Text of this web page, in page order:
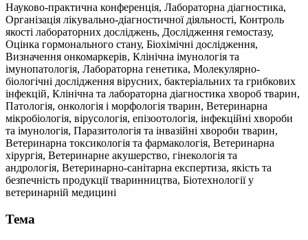
Науково-практична конференція, Лабораторна діагностика,
Організація лікувально-діагностичної діяльності, Контроль
якості лабораторних досліджень, Дослідження гемостазу,
Оцінка гормонального стану, Біохімічні дослідження,
Визначення онкомаркерів, Клінічна імунологія та
імунопатологія, Лабораторна генетика, Молекулярно-
біологічні дослідження вірусних, бактеріальних та грибкових
інфекцій, Клінічна та лабораторна діагностика хвороб тварин,
Патологія, онкологія і морфологія тварин, Ветеринарна
мікробіологія, вірусологія, епізоотологія, інфекційні хвороби
та імунологія, Паразитологія та інвазійні хвороби тварин,
Ветеринарна токсикологія та фармакологія, Ветеринарна
хірургія, Ветеринарне акушерство, гінекологія та
андрологія, Ветеринарно-санітарна експертиза, якість та
безпечність продукції тваринництва, Біотехнології у
ветеринарній медицині
Тема